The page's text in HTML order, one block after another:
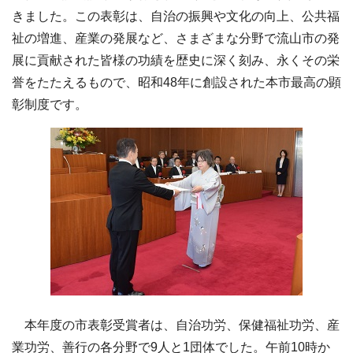
きました。この表彰は、自治の振興や文化の向上、公共福
祉の増進、産業の発展など、さまざまな分野で流山市の発
展に貢献された皆様の功績を歴史に深く刻み、永くその栄
誉をたたえるもので、昭和48年に創設された本市最高の顕
彰制度です。
本年度の市表彰受賞者は、自治功労、保健福祉功労、産
業功労、善行の各分野で9人と1団体でした。午前10時か